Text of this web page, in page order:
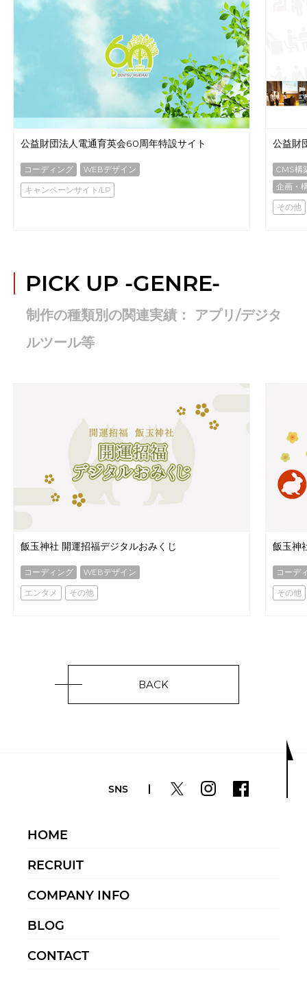
公益財団法人電通育英会60周年特設サイト
コーディング
WEBデザイン
キャンペーンサイト/LP
公益財
CMS構
企画・
その他
PICK UP -GENRE-
制作の種類別の関連実績： アプリ/デジタ
ルツール等
飯玉神社 開運招福デジタルおみくじ
コーディング
WEBデザイン
エンタメ
その他
飯玉神
コーデ
その他
BACK
SNS
HOME
RECRUIT
COMPANY INFO
BLOG
CONTACT